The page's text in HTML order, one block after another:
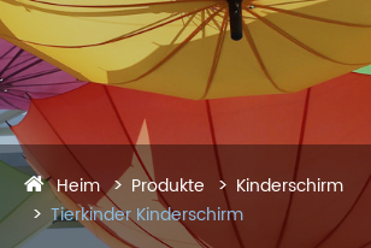
Heim Produkte
Kinderschirm
Tierkinder Kinderschirm